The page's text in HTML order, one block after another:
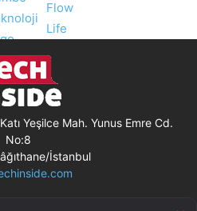
Yeşilce Mah. Yunus Emre Cd.
No:8
İstanbul